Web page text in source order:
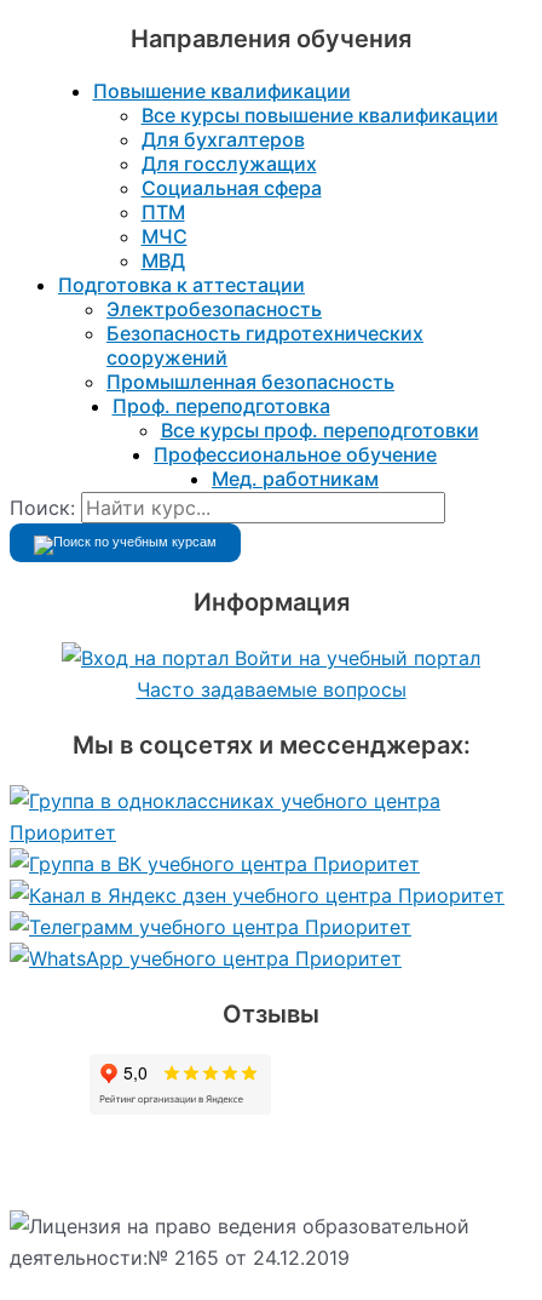
Направления обучения
Повышение квалификации
Все курсы повышение квалификации
Для бухгалтеров
Для госслужащих
Социальная сфера
ПТМ
МЧС
МВД
Подготовка к aттестации
Электробезопасность
Безопасность гидротехнических
сооружений
Промышленная безопасность
Проф. переподготовка
Все курсы проф. переподготовки
Профессиональное обучение
Мед. работникам
Поиск:
Информация
Войти на учебный портал
Часто задаваемые вопросы
Мы в соцсетях и мессенджерах:
Отзывы